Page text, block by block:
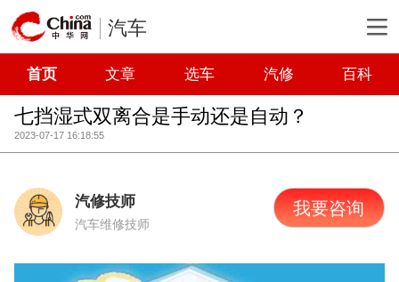
汽车
首页 文章 选车 汽修 百科
七挡湿式双离合是手动还是自动？
2023-07-17 16:18:55
汽修技师
汽车维修技师
我要咨询